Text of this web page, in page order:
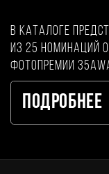
В каталоге
из 25 номинаций
фотопремии
Подробнее